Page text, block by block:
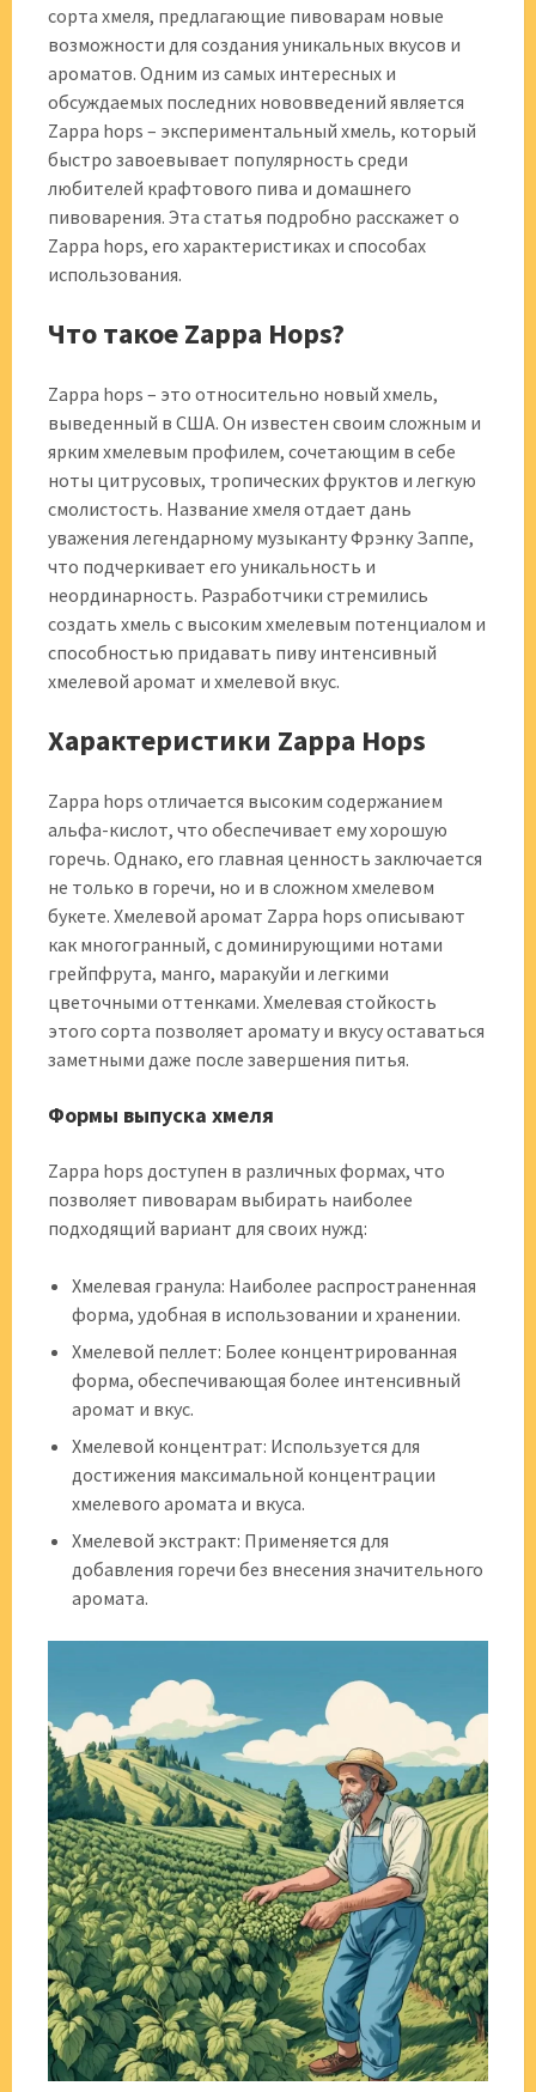
сорта хмеля, предлагающие пивоварам новые
возможности для создания уникальных вкусов и
ароматов. Одним из самых интересных и
обсуждаемых последних нововведений является
Zappa hops – экспериментальный хмель, который
быстро завоевывает популярность среди
любителей крафтового пива и домашнего
пивоварения. Эта статья подробно расскажет о
Zappa hops, его характеристиках и способах
использования.
Что такое Zappa Hops?
Zappa hops – это относительно новый хмель,
выведенный в США. Он известен своим сложным и
ярким хмелевым профилем, сочетающим в себе
ноты цитрусовых, тропических фруктов и легкую
смолистость. Название хмеля отдает дань
уважения легендарному музыканту Фрэнку Заппе,
что подчеркивает его уникальность и
неординарность. Разработчики стремились
создать хмель с высоким хмелевым потенциалом и
способностью придавать пиву интенсивный
хмелевой аромат и хмелевой вкус.
Характеристики Zappa Hops
Zappa hops отличается высоким содержанием
альфа-кислот, что обеспечивает ему хорошую
горечь. Однако, его главная ценность заключается
не только в горечи, но и в сложном хмелевом
букете. Хмелевой аромат Zappa hops описывают
как многогранный, с доминирующими нотами
грейпфрута, манго, маракуйи и легкими
цветочными оттенками. Хмелевая стойкость
этого сорта позволяет аромату и вкусу оставаться
заметными даже после завершения питья.
Формы выпуска хмеля
Zappa hops доступен в различных формах, что
позволяет пивоварам выбирать наиболее
подходящий вариант для своих нужд:
Хмелевая гранула: Наиболее распространенная
форма, удобная в использовании и хранении.
Хмелевой пеллет: Более концентрированная
форма, обеспечивающая более интенсивный
аромат и вкус.
Хмелевой концентрат: Используется для
достижения максимальной концентрации
хмелевого аромата и вкуса.
Хмелевой экстракт: Применяется для
добавления горечи без внесения значительного
аромата.